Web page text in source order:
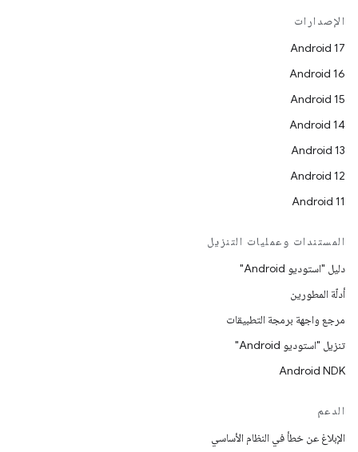
الإصدارات
Android 17
Android 16
Android 15
Android 14
Android 13
Android 12
Android 11
المستندات وعمليات التنزيل
دليل "استوديو Android"
أدلّة المطورين
مرجع واجهة برمجة التطبيقات
تنزيل "استوديو Android"
Android NDK
الدعم
الإبلاغ عن خطأ في النظام الأساسي